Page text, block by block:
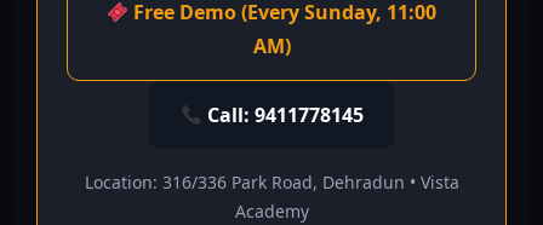
Free Demo (Every Sunday, 11:00
AM)
Call: 9411778145
Location: 316/336 Park Road, Dehradun • Vista
Academy